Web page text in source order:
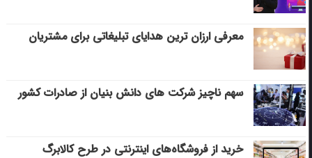
معرفی ارزان ترین هدایای تبلیغاتی برای مشتریان
سهم ناچیز شرکت های دانش بنیان از صادرات کشور
خرید از فروشگاه‌های اینترنتی در طرح کالابرگ